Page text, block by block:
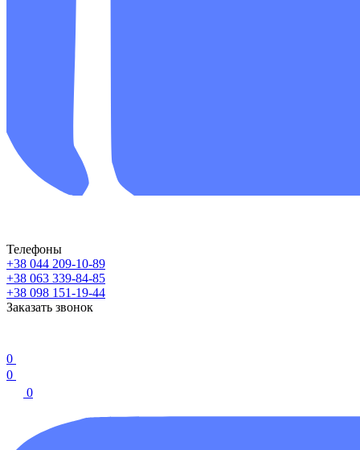
Телефоны
+38 044 209-10-89
+38 063 339-84-85
+38 098 151-19-44
Заказать звонок
0
0
0